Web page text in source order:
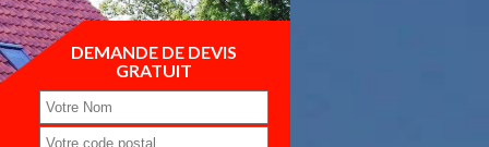
DEMANDE DE DEVIS
GRATUIT